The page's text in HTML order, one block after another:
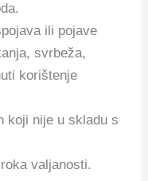
ili pojave
svrbeža,
korištenje
koji nije u skladu s
valjanosti.